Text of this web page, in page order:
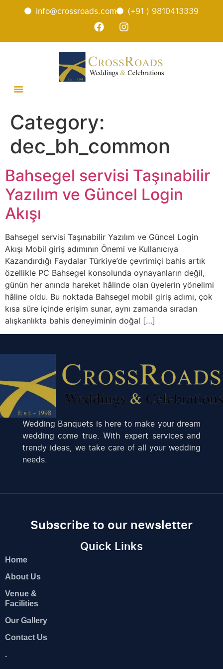
info@crossroads.com (+91 ) 9810413339
Category:
dec_bh_common
Bahsegel servisi Taşınabilir
Yazılım ve Güncel Login
Akışı
Bahsegel servisi Taşınabilir Yazılım ve Güncel Login
Akışı Mobil giriş adımının Önemi ve Kullanıcıya
Kazandırdığı Faydalar Türkiye’de çevrimiçi bahis artık
özellikle PC Bahsegel konsolunda oynayanların değil,
günün her anında hareket hâlinde olan üyelerin yönelimi
hâline oldu. Bu noktada Bahsegel mobil giriş adımı, çok
kısa süre içinde erişim sunar, aynı zamanda sıradan
alışkanlıkta bahis deneyiminin doğal […]
Wedding Banquets is here to make your dream
wedding come true. With expert services and
trendy ideas, we take care of all your wedding
needs.
Subscribe to our newsletter
Quick Links
Home
About Us
Venue &
Facilities
Our Gallery
Contact Us
.